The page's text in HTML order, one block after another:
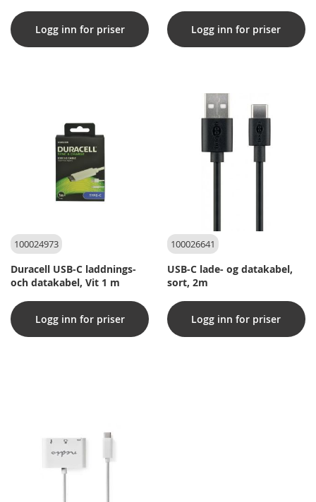
Logg inn for priser Logg inn for priser
100024973
Duracell USB-C laddnings-
och datakabel, Vit 1 m
Logg inn for priser
100026641
USB-C lade- og datakabel,
sort, 2m
Logg inn for priser